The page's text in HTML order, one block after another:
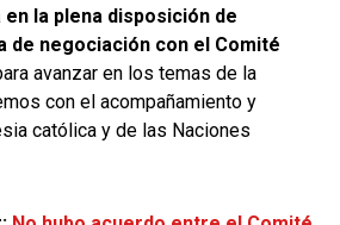
la plena disposición de
de negociación con el Comité
avanzar en los temas de la
con el acompañamiento y
católica y de las Naciones